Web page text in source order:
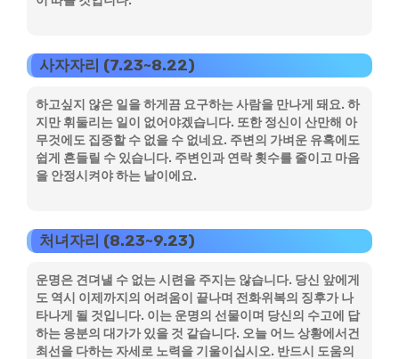
사자자리 (7.23~8.22)
하고싶지 않은 일을 하게끔 요구하는 사람을 만나게 돼요. 하
지만 휘둘리는 일이 없어야겠습니다. 또한 정신이 산만해 아
무것에도 집중할 수 없을 수 없네요. 주변의 가벼운 유혹에도
쉽게 흔들릴 수 있습니다. 주변인과 연락 횟수를 줄이고 마음
을 안정시켜야 하는 날이에요.
처녀자리 (8.23~9.23)
운명은 견뎌낼 수 없는 시련을 주지는 않습니다. 당신 앞에게
도 역시 이제까지의 어려움이 끝나며 전화위복의 징후가 나
타나게 될 것입니다. 이는 운명의 선물이며 당신의 수고에 답
하는 응분의 대가가 있을 것 같습니다. 오늘 어느 상황에서건
최선을 다하는 자세로 노력을 기울이십시오. 반드시 도움의